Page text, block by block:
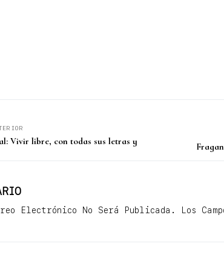
Vivir libre, con todas sus letras y
Electrónico No Será Publicada.
Los